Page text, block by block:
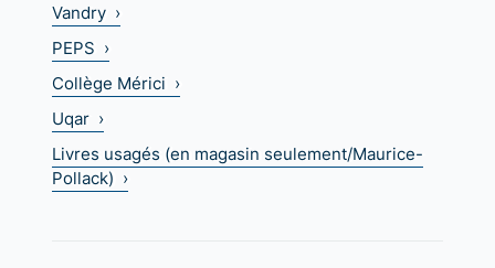
Vandry ›
PEPS ›
Collège Mérici ›
Uqar ›
Livres usagés (en magasin seulement/Maurice-
Pollack) ›